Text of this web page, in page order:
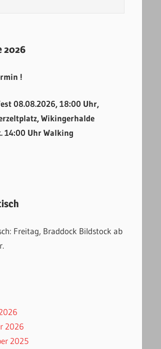
2026
!
08.08.2026, 18:00 Uhr,
Wikingerhalde
14:00 Uhr Walking
Freitag, Braddock Bildstock ab
2026
2025